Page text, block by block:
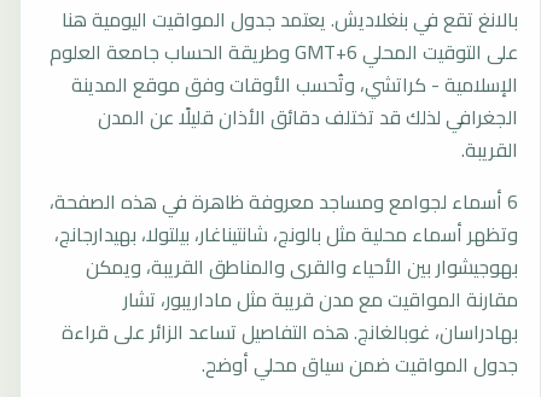
بالانغ تقع في بنغلاديش. يعتمد جدول المواقيت اليومية هنا
على التوقيت المحلي GMT+6 وطريقة الحساب جامعة العلوم
الإسلامية - كراتشي، وتُحسب الأوقات وفق موقع المدينة
الجغرافي لذلك قد تختلف دقائق الأذان قليلًا عن المدن
القريبة.
6 أسماء لجوامع ومساجد معروفة ظاهرة في هذه الصفحة،
وتظهر أسماء محلية مثل بالونج، شانتيناغار، بيلتولا، بهيدارجانج،
بهوجيشوار بين الأحياء والقرى والمناطق القريبة، ويمكن
مقارنة المواقيت مع مدن قريبة مثل ماداريبور، تشار
بهادراسان، غوبالغانج. هذه التفاصيل تساعد الزائر على قراءة
جدول المواقيت ضمن سياق محلي أوضح.